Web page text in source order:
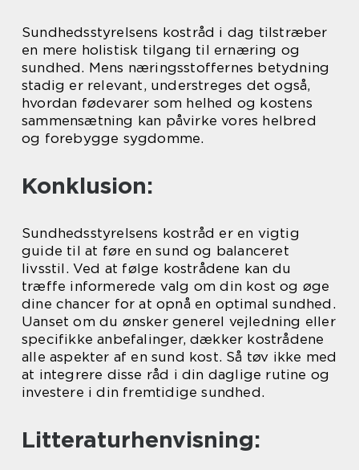
Sundhedsstyrelsens kostråd i dag tilstræber
en mere holistisk tilgang til ernæring og
sundhed. Mens næringsstoffernes betydning
stadig er relevant, understreges det også,
hvordan fødevarer som helhed og kostens
sammensætning kan påvirke vores helbred
og forebygge sygdomme.
Konklusion:
Sundhedsstyrelsens kostråd er en vigtig
guide til at føre en sund og balanceret
livsstil. Ved at følge kostrådene kan du
træffe informerede valg om din kost og øge
dine chancer for at opnå en optimal sundhed.
Uanset om du ønsker generel vejledning eller
specifikke anbefalinger, dækker kostrådene
alle aspekter af en sund kost. Så tøv ikke med
at integrere disse råd i din daglige rutine og
investere i din fremtidige sundhed.
Litteraturhenvisning: